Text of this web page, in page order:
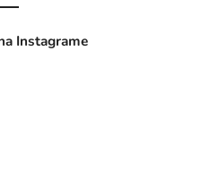
Instagrame